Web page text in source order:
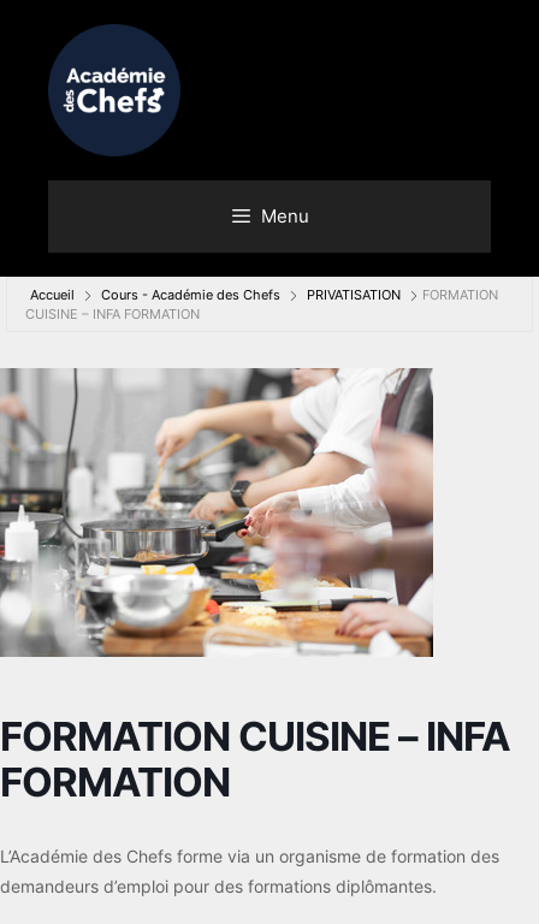
Menu
Accueil Cours - Académie des Chefs PRIVATISATION
FORMATION
CUISINE – INFA FORMATION
FORMATION CUISINE – INFA
FORMATION
L’Académie des Chefs forme via un organisme de formation des
demandeurs d’emploi pour des formations diplômantes.